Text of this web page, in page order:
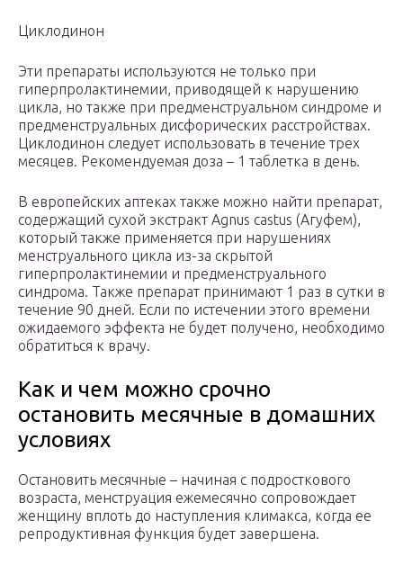
Циклодинон
Эти препараты используются не только при
гиперпролактинемии, приводящей к нарушению
цикла, но также при предменструальном синдроме и
предменструальных дисфорических расстройствах.
Циклодинон следует использовать в течение трех
месяцев. Рекомендуемая доза – 1 таблетка в день.
В европейских аптеках также можно найти препарат,
содержащий сухой экстракт Agnus castus (Агуфем),
который также применяется при нарушениях
менструального цикла из-за скрытой
гиперпролактинемии и предменструального
синдрома. Также препарат принимают 1 раз в сутки в
течение 90 дней. Если по истечении этого времени
ожидаемого эффекта не будет получено, необходимо
обратиться к врачу.
Как и чем можно срочно
остановить месячные в домашних
условиях
Остановить месячные – начиная с подросткового
возраста, менструация ежемесячно сопровождает
женщину вплоть до наступления климакса, когда ее
репродуктивная функция будет завершена.